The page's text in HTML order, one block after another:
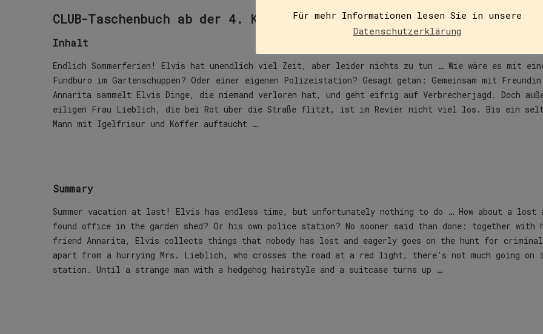
CLUB-Taschenbuch ab der 4. Klasse
Inhalt
Endlich Sommerferien! Elvis hat unendlich viel Zeit, aber leider nichts zu tun … Wie wäre es mit
Fundbüro im Gartenschuppen? Oder einer eigenen Polizeistation? Gesagt getan: Gemeinsam mit Freundin
Annarita sammelt Elvis Dinge, die niemand verloren hat, und geht eifrig auf Verbrecherjagd. Doch
eiligen Frau Lieblich, die bei Rot über die Straße flitzt, ist im Revier nicht viel los. Bis ein
Mann mit Igelfrisur und Koffer auftaucht …
Summary
Summer vacation at last! Elvis has endless time, but unfortunately nothing to do … How about a lost
found office in the garden shed? Or his own police station? No sooner said than done: together with
friend Annarita, Elvis collects things that nobody has lost and eagerly goes on the hunt for
apart from a hurrying Mrs. Lieblich, who crosses the road at a red light, there’s not much going on
station. Until a strange man with a hedgehog hairstyle and a suitcase turns up …
Für mehr Informationen lesen Sie in unsere
Datenschutzerklärung